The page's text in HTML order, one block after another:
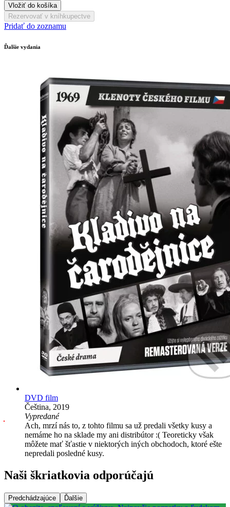
Vložiť do košíka
Rezervovať v kníhkupectve
Pridať do zoznamu
Ďalšie vydania
DVD film
Čeština, 2019
Vypredané
Ach, mrzí nás to, z tohto filmu sa už predali všetky kusy a
nemáme ho na sklade my ani distribútor :( Teoreticky však
môžete mať šťastie v niektorých iných obchodoch, ktoré ešte
nepredali posledné kusy.
Naši škriatkovia odporúčajú
Predchádzajúce Ďalšie